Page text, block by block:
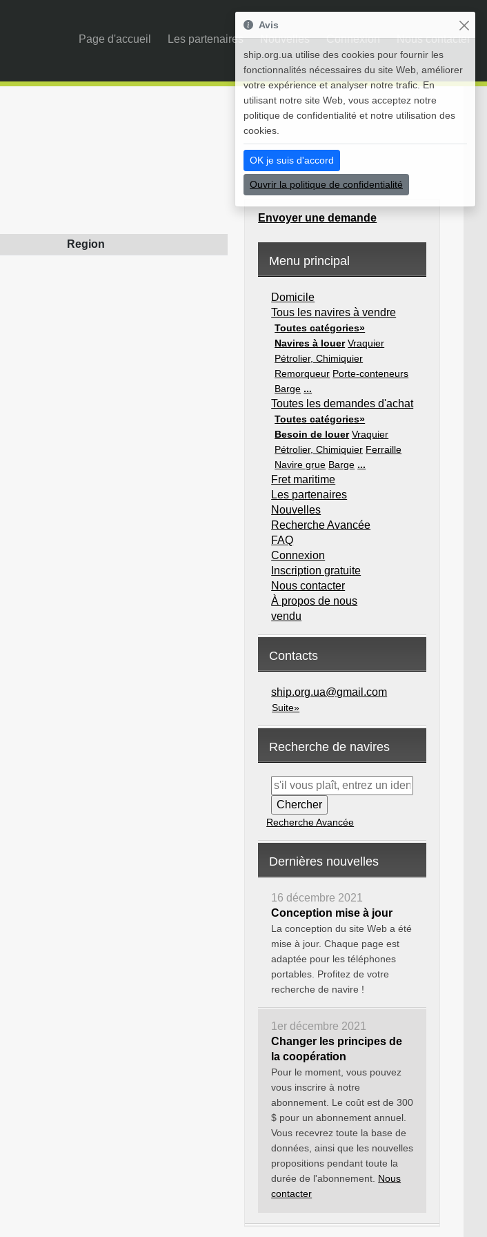
Page d'accueil Les partenaires Nouvelles Connexion Nous contacter
Region
Envoyer une demande
Menu principal
Domicile
Tous les navires à vendre
Toutes catégories»
Navires à louer Vraquier
Pétrolier, Chimiquier
Remorqueur Porte-conteneurs
Barge ...
Toutes les demandes d'achat
Toutes catégories»
Besoin de louer Vraquier
Pétrolier, Chimiquier Ferraille
Navire grue Barge ...
Fret maritime
Les partenaires
Nouvelles
Recherche Avancée
FAQ
Connexion
Inscription gratuite
Nous contacter
À propos de nous
vendu
Contacts
ship.org.ua@gmail.com
Suite»
Recherche de navires
Recherche Avancée
Dernières nouvelles
16 décembre 2021
Conception mise à jour
La conception du site Web a été
mise à jour. Chaque page est
adaptée pour les téléphones
portables. Profitez de votre
recherche de navire !
1er décembre 2021
Changer les principes de
la coopération
Pour le moment, vous pouvez
vous inscrire à notre
abonnement. Le coût est de 300
$ pour un abonnement annuel.
Vous recevrez toute la base de
données, ainsi que les nouvelles
propositions pendant toute la
durée de l'abonnement. Nous
contacter
Avis
ship.org.ua utilise des cookies pour fournir les
fonctionnalités nécessaires du site Web, améliorer
votre expérience et analyser notre trafic. En
utilisant notre site Web, vous acceptez notre
politique de confidentialité et notre utilisation des
cookies.
OK je suis d'accord
Ouvrir la politique de confidentialité